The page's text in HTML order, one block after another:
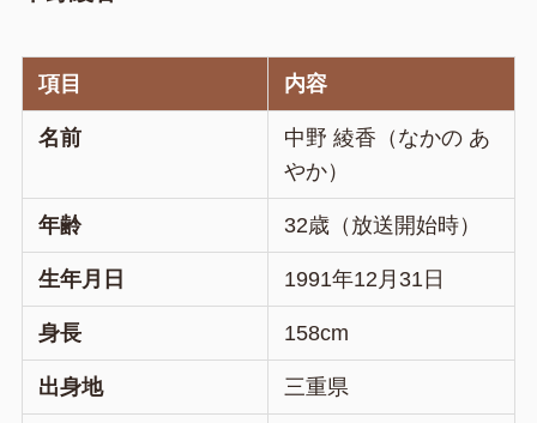
項目 内容
名前
中野 綾香（なかの あ
やか）
年齢 32歳（放送開始時）
生年月日 1991年12月31日
身長 158cm
出身地 三重県